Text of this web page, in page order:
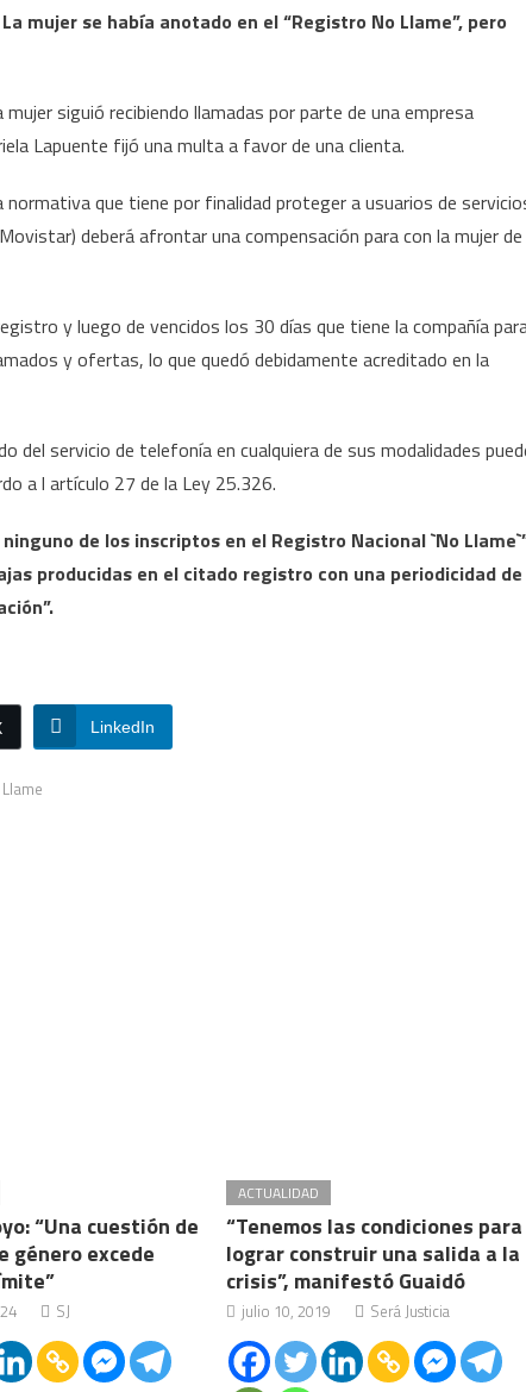
mujer se había anotado en el “Registro No Llame”, pero
siguió recibiendo llamadas por parte de una empresa
Lapuente fijó una multa a favor de una clienta.
que tiene por finalidad proteger a usuarios de
deberá afrontar una compensación para con la mujer de
y luego de vencidos los 30 días que tiene la compañía
y ofertas, lo que quedó debidamente acreditado en la
del servicio de telefonía en cualquiera de sus modalidades
a l artículo 27 de la Ley 25.326.
de los inscriptos en el Registro Nacional `No
producidas en el citado registro con una periodicidad de
LinkedIn
“Una cuestión de
género excede
SJ
ACTUALIDAD
“Tenemos las condiciones para
lograr construir una salida a la
crisis”, manifestó Guaidó
julio 10, 2019 Será Justicia